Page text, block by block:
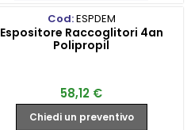
Cod:ESPDEM
Espositore Raccoglitori 4an
Polipropil
Prezzo
58,12 €
Chiedi un preventivo